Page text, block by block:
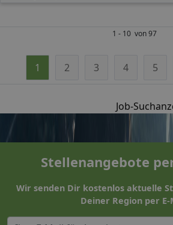
1 - 10 von 97
1 2 3 4 5
Job-
Stellenangebote
Wir senden Dir kostenlos aktuelle
Deiner Region per